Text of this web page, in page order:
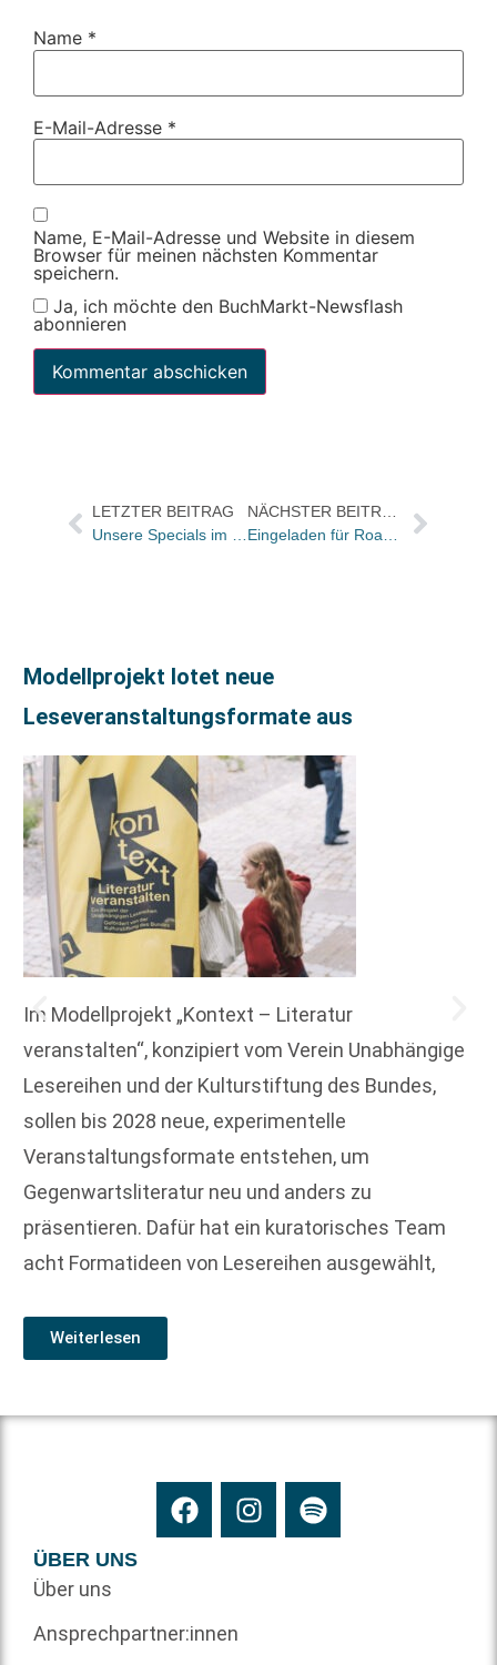
Name *
E-Mail-Adresse *
Name, E-Mail-Adresse und Website in diesem
Browser für meinen nächsten Kommentar
speichern.
Ja, ich möchte den BuchMarkt-Newsflash
abonnieren
LETZTER BEITRAG
Modellprojekt lotet neue
Leseveranstaltungsformate aus
Im Modellprojekt „Kontext – Literatur
veranstalten“, konzipiert vom Verein Unabhängige
Lesereihen und der Kulturstiftung des Bundes,
sollen bis 2028 neue, experimentelle
Veranstaltungsformate entstehen, um
Gegenwartsliteratur neu und anders zu
präsentieren. Dafür hat ein kuratorisches Team
acht Formatideen von Lesereihen ausgewählt,
Weiterlesen
ÜBER UNS
Über uns
Ansprechpartner:innen